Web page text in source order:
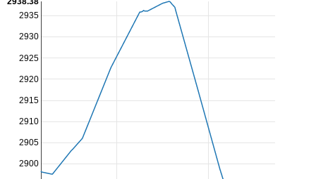
2900
2905
2910
2915
2920
2925
2930
2935